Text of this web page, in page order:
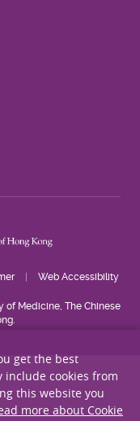
Web Accessibility
of Medicine, The Chinese
get the best
include cookies from
this website you
more about Cookie